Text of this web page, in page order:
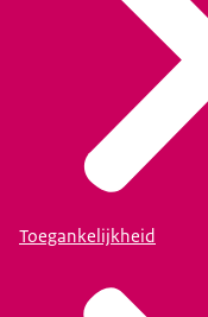
Toegankelijkheid